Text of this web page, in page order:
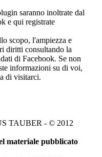
saranno inoltrate dal
e qui registrate
scopo, l'ampiezza e
diritti consultando la
di Facebook. Se non
informazioni su di voi,
di visitarci.
TAUBER - © 2012
materiale pubblicato